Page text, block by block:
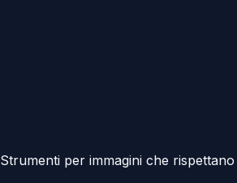
Strumenti per immagini che